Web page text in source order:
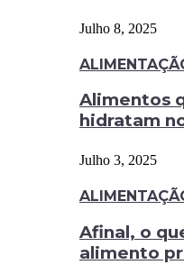
Julho 8, 2025
Alimentos
hidratam
Julho 3, 2025
Afinal, o
alimento